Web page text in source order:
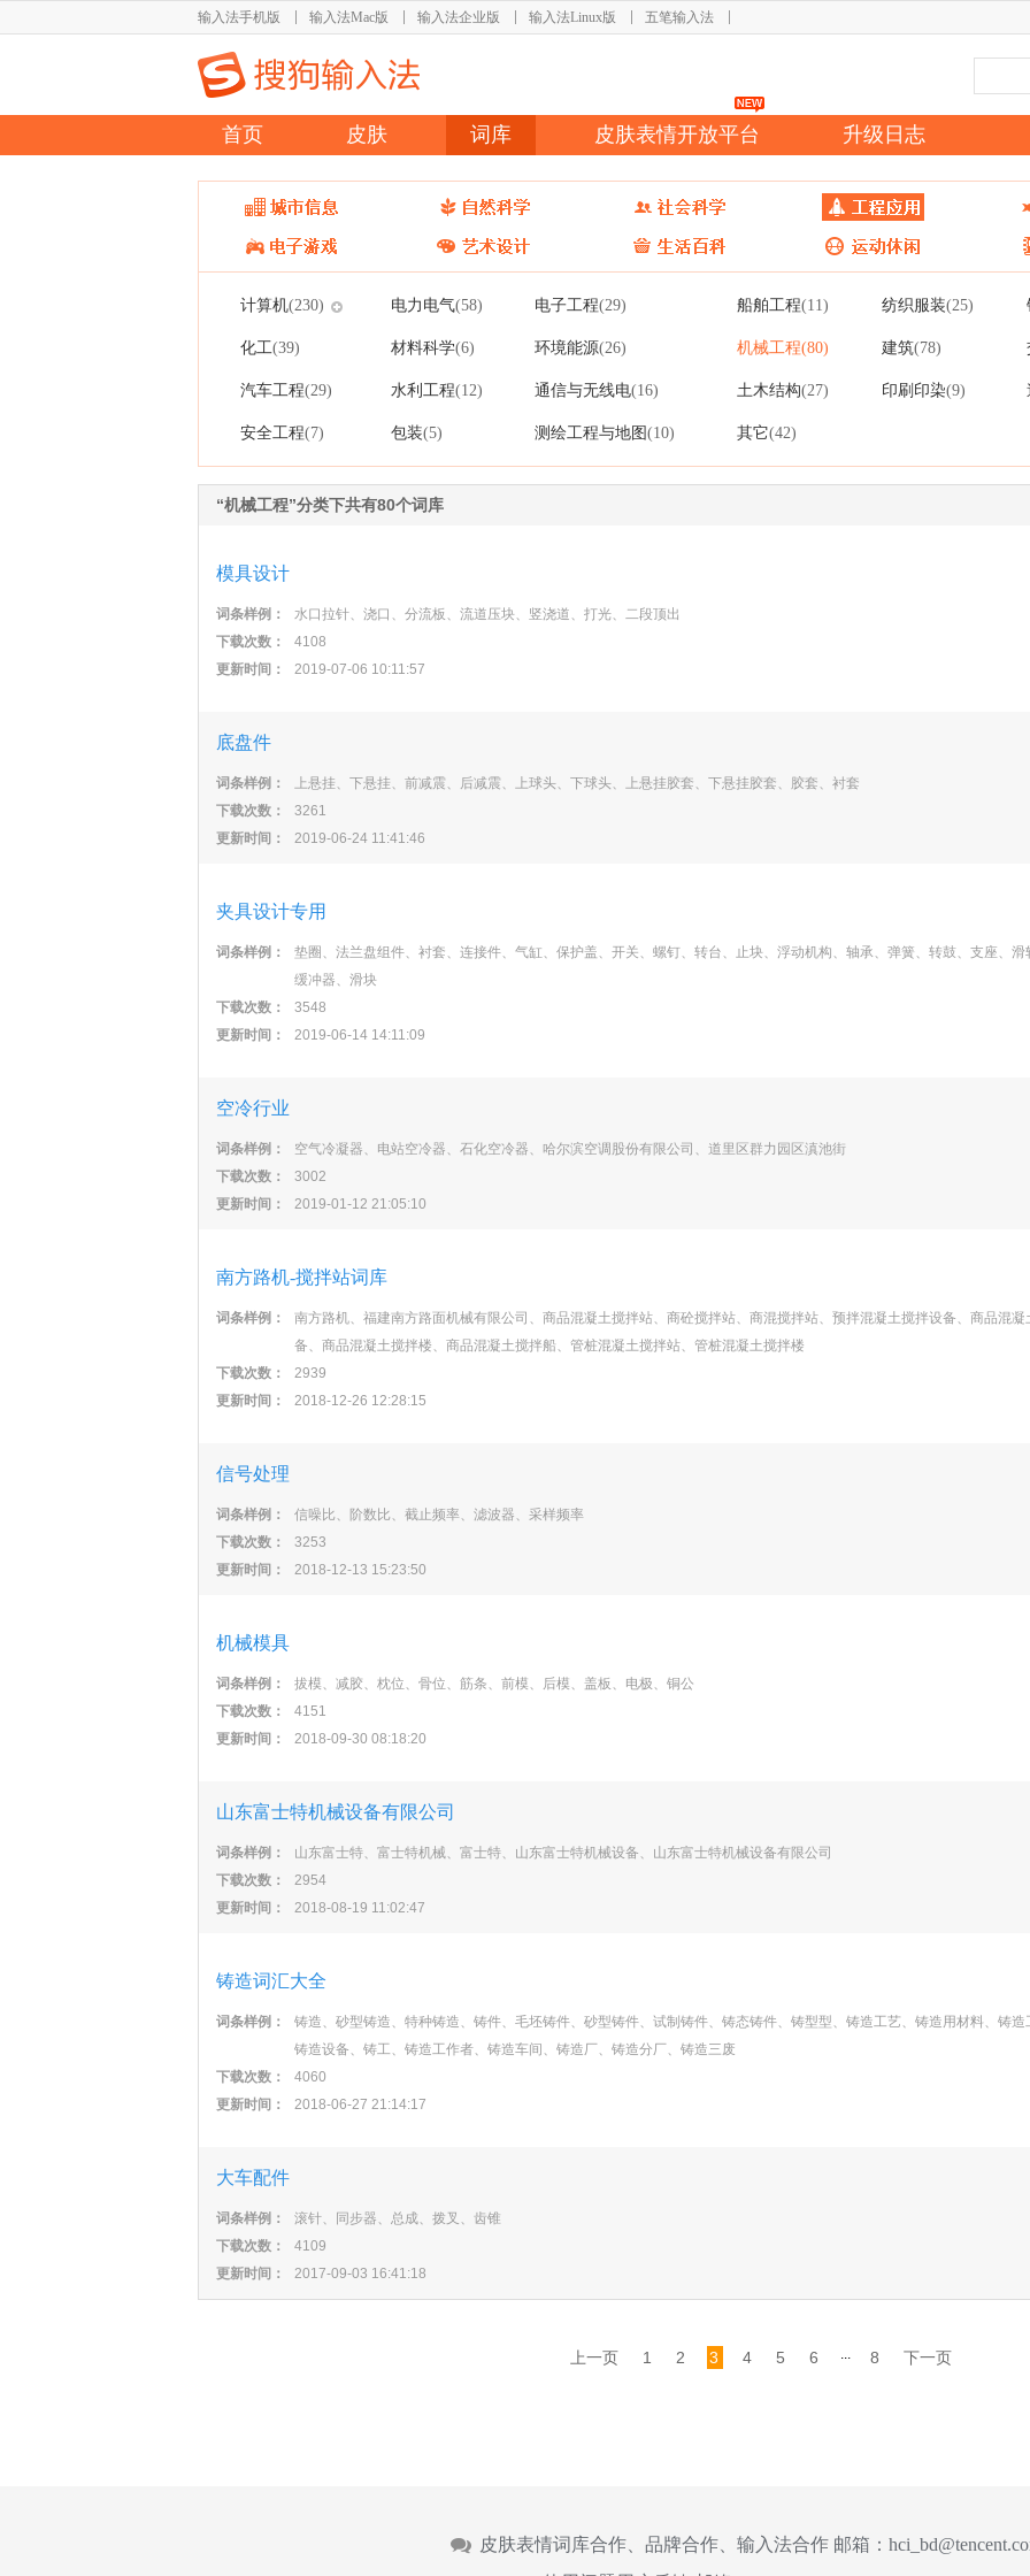
输入法手机版 输入法Mac版 输入法企业版 输入法Linux版 五笔输入法
首页 皮肤 词库 皮肤表情开放平台 升级日志
计算机(230) 电力电气(58) 电子工程(29) 船舶工程(11) 纺织服装(25)
化工(39) 材料科学(6) 环境能源(26) 机械工程(80) 建筑(78)
汽车工程(29) 水利工程(12) 通信与无线电(16) 土木结构(27) 印刷印染(9)
安全工程(7) 包装(5) 测绘工程与地图(10) 其它(42)
“机械工程”分类下共有80个词库
模具设计
词条样例：
水口拉针、浇口、分流板、流道压块、竖浇道、打光、二段顶出
下载次数：
4108
更新时间：
2019-07-06 10:11:57
底盘件
词条样例：
上悬挂、下悬挂、前减震、后减震、上球头、下球头、上悬挂胶套、下悬挂胶套、胶套、衬套
下载次数：
3261
更新时间：
2019-06-24 11:41:46
夹具设计专用
词条样例：
垫圈、法兰盘组件、衬套、连接件、气缸、保护盖、开关、螺钉、转台、止块、浮动机构、轴承、弹簧、转鼓、支座、滑
缓冲器、滑块
下载次数：
3548
更新时间：
2019-06-14 14:11:09
空冷行业
词条样例：
空气冷凝器、电站空冷器、石化空冷器、哈尔滨空调股份有限公司、道里区群力园区滇池街
下载次数：
3002
更新时间：
2019-01-12 21:05:10
南方路机-搅拌站词库
词条样例：
南方路机、福建南方路面机械有限公司、商品混凝土搅拌站、商砼搅拌站、商混搅拌站、预拌混凝土搅拌设备、商品混凝
备、商品混凝土搅拌楼、商品混凝土搅拌船、管桩混凝土搅拌站、管桩混凝土搅拌楼
下载次数：
2939
更新时间：
2018-12-26 12:28:15
信号处理
词条样例：
信噪比、阶数比、截止频率、滤波器、采样频率
下载次数：
3253
更新时间：
2018-12-13 15:23:50
机械模具
词条样例：
拔模、减胶、枕位、骨位、筋条、前模、后模、盖板、电极、铜公
下载次数：
4151
更新时间：
2018-09-30 08:18:20
山东富士特机械设备有限公司
词条样例：
山东富士特、富士特机械、富士特、山东富士特机械设备、山东富士特机械设备有限公司
下载次数：
2954
更新时间：
2018-08-19 11:02:47
铸造词汇大全
词条样例：
铸造、砂型铸造、特种铸造、铸件、毛坯铸件、砂型铸件、试制铸件、铸态铸件、铸型型、铸造工艺、铸造用材料、铸造
铸造设备、铸工、铸造工作者、铸造车间、铸造厂、铸造分厂、铸造三废
下载次数：
4060
更新时间：
2018-06-27 21:14:17
大车配件
词条样例：
滚针、同步器、总成、拨叉、齿锥
下载次数：
4109
更新时间：
2017-09-03 16:41:18
上一页 1 2 3 4 5 6 ... 8 下一页
皮肤表情词库合作、品牌合作、输入法合作 邮箱：